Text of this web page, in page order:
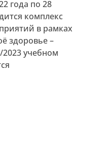
года по 28
комплекс
в рамках
здоровье –
2023 учебном